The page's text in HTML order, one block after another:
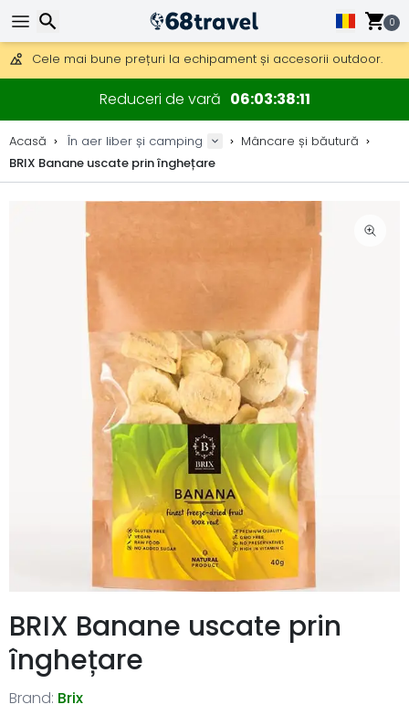
0
DHL Express peste noapte, de asemenea, disponibil.
30 zile pentru retur, 90 zile pentru hărți din lemn și decorațiuni.
Cele mai bune prețuri la echipament și accesorii outdoor.
Reduceri de vară 06033810
Acasă În aer liber și camping
Mâncare și băutură
BRIX Banane uscate prin înghețare
BRIX Banane uscate prin
înghețare
Brand: Brix
Căutare
Căutare